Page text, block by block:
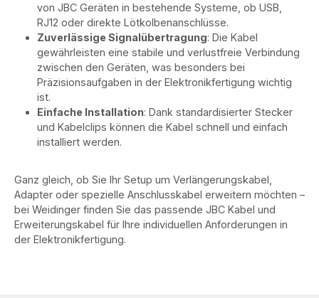
von JBC Geräten in bestehende Systeme, ob USB,
RJ12 oder direkte Lötkolbenanschlüsse.
Zuverlässige Signalübertragung: Die Kabel
gewährleisten eine stabile und verlustfreie Verbindung
zwischen den Geräten, was besonders bei
Präzisionsaufgaben in der Elektronikfertigung wichtig
ist.
Einfache Installation: Dank standardisierter Stecker
und Kabelclips können die Kabel schnell und einfach
installiert werden.
Ganz gleich, ob Sie Ihr Setup um Verlängerungskabel,
Adapter oder spezielle Anschlusskabel erweitern möchten –
bei Weidinger finden Sie das passende JBC Kabel und
Erweiterungskabel für Ihre individuellen Anforderungen in
der Elektronikfertigung.